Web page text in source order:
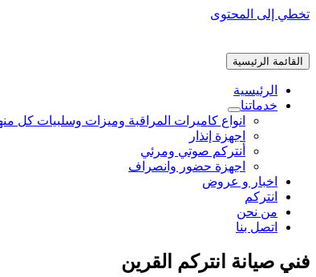
تخطي إلى المحتوى
القائمة الرئيسية
الرئيسية
خدماتنا
انواع كاميرات المراقبة وميزات وسلبيات كل
اجهزة إنذار
أنتركم صوتي ومرئي
اجهزة حضور وانصراف
اخبار و عروض
انتركم
من نحن
اتصل بنا
فني صيانة انتركم القرين